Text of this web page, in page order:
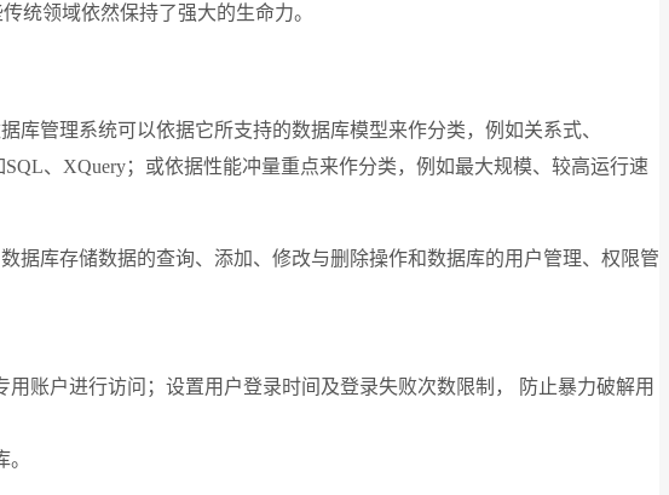
统领域依然保持了强大的生命力。
管理系统可以依据它所支持的数据库模型来作分类，例如关系式、
、XQuery；或依据性能冲量重点来作分类，例如最大规模、较高运行速
据库存储数据的查询、添加、修改与删除操作和数据库的用户管理、权限管
账户进行访问；设置用户登录时间及登录失败次数限制， 防止暴力破解用